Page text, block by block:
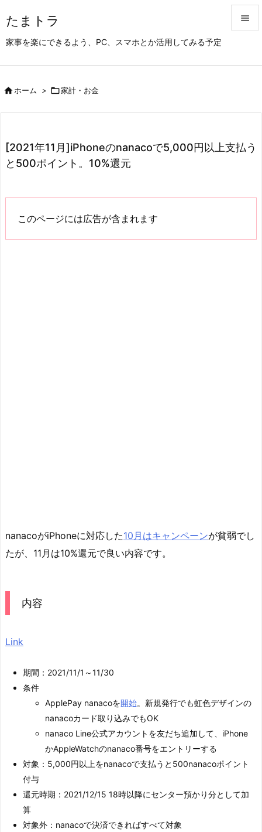
たまトラ
家事を楽にできるよう、PC、スマホとか活用してみる予定

前へ
次へ
ホーム > 家計・お金
[2021年11月]iPhoneのnanacoで5,000円以上支払う
と500ポイント。10%還元
このページには広告が含まれます
nanacoがiPhoneに対応した10月はキャンペーンが貧弱でし
たが、11月は10%還元で良い内容です。
内容
Link
期間：2021/11/1～11/30
条件
ApplePay nanacoを開始。新規発行でも虹色デザインの
nanacoカード取り込みでもOK
nanaco Line公式アカウントを友だち追加して、iPhone
かAppleWatchのnanaco番号をエントリーする
対象：5,000円以上をnanacoで支払うと500nanacoポイント
付与
還元時期：2021/12/15 18時以降にセンター預かり分として加
算
対象外：nanacoで決済できればすべて対象